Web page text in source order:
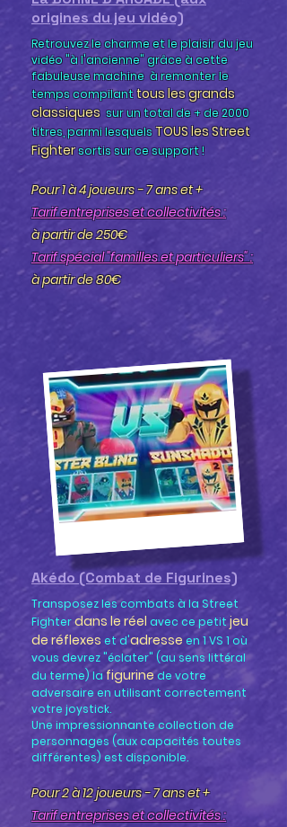
origines du jeu vidéo)
Retrouvez le charme et le plaisir du jeu
vidéo "à l'ancienne" grâce à cette
fabuleuse machine à remonter le
temps compilanttous les grands
classiques sur un total de + de 2000
titres, parmi lesquelsTOUS les Street
Fightersortis sur ce support !
Pour 1 à 4 joueurs - 7 ans et +
Tarif entreprises et collectivités :
à partir de 250€
Tarif spécial "familles et particuliers" :
à partir de 80€
Akédo (Combat de Figurines)
Transposez les combats à la Street
Fighterdans le réel avec ce petit jeu
de réflexes et d'adresse en 1 VS 1 où
vous devrez "éclater" (au sens littéral
du terme) lafigurinede votre
adversaire en utilisant correctement
votre joystick.
Une impressionnante collection de
personnages (aux capacités toutes
différentes) est disponible.
Pour 2 à 12 joueurs - 7 ans et +
Tarif entreprises et collectivités :